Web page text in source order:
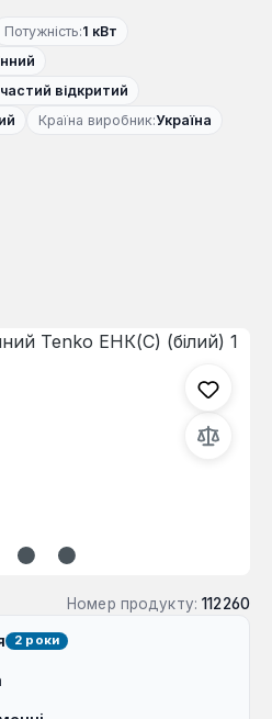
Потужність:1 кВт
відкритий
Країна виробник:Україна
Номер продукту: 112260
2 роки